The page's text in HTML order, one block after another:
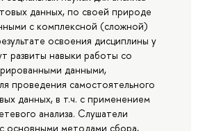
данных, по своей природе
с комплексной (сложной)
освоения дисциплины у
развиты навыки работы со
данными,
проведения самостоятельного
данных, в т.ч. с применением
анализа. Слушатели
основными методами сбора,